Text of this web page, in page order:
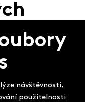
návštěvnosti,
použitelnosti